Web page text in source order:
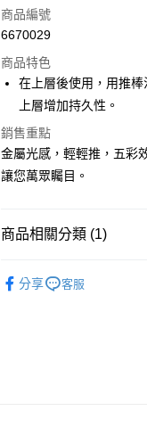
信用卡一次付款
Apple Pay
悠遊付
ATM付款
全家取貨付款
7-11取貨付款
商品編號
6670029
商品特色
在上層後使用，用推
上層增加持久性。
銷售重點
金屬光感，輕輕推，五彩
讓您萬眾矚目。
商品相關分類 (1)
分享
客服